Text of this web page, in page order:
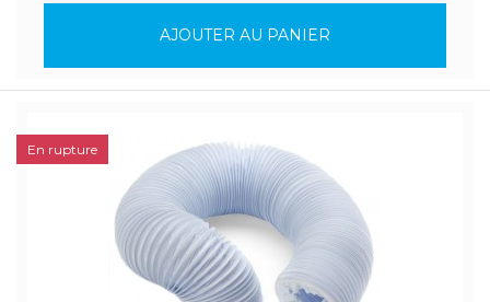
AJOUTER AU PANIER
En rupture